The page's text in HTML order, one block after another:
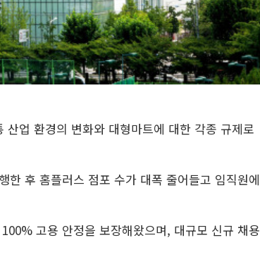
업 환경의 변화와 대형마트에 대한 각종 규제로
후 홈플러스 점포 수가 대폭 줄어들고 임직원에
고용 안정을 보장해왔으며, 대규모 신규 채용